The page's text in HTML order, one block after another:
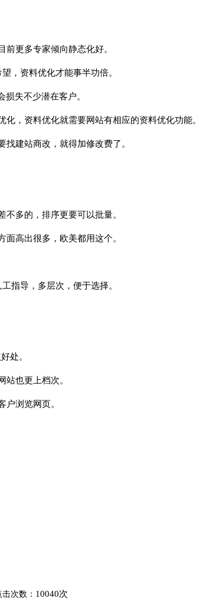
更多专家倾向静态化好。
，资料优化才能事半功倍。
失不少潜在客户。
，资料优化就需要网站有相应的资料优化功能。
建站商改，就得加修改费了。
多的，排序更要可以批量。
面高出很多，欧美都用这个。
指导，多层次，便于选择。
处。
站也更上档次。
户浏览网页。
击次数： 10040次
到现在无可挑剔，但是关键